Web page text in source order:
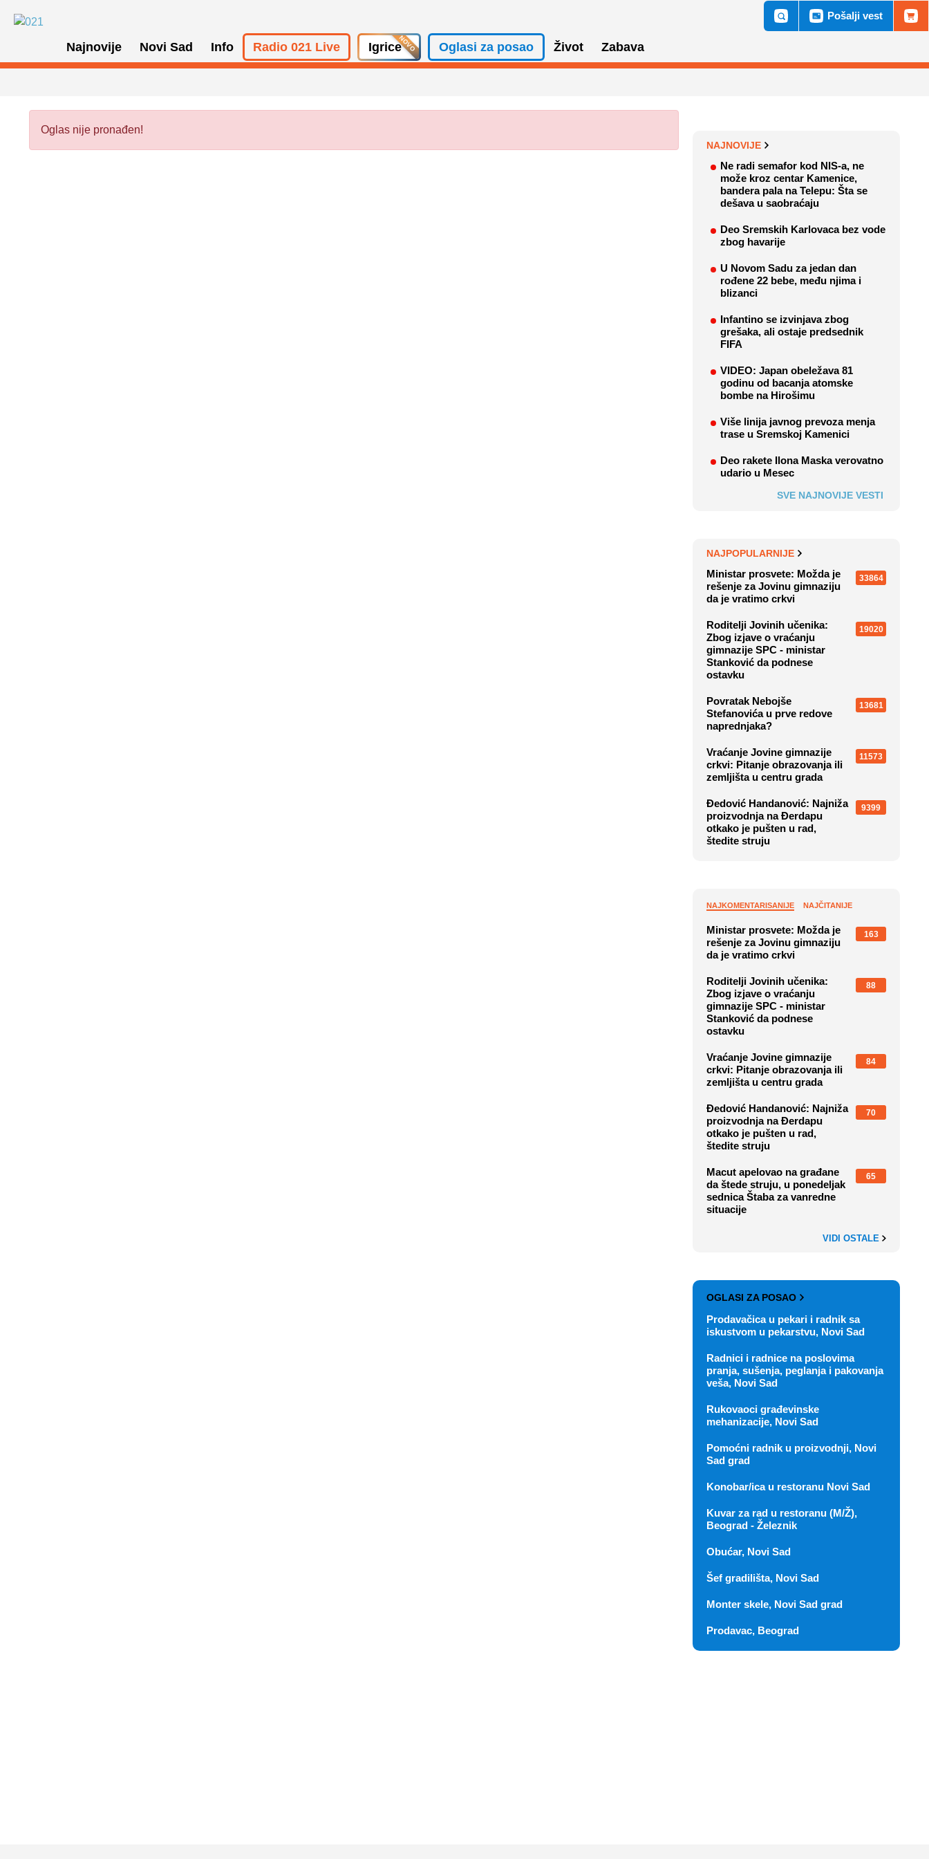
Najnovije Novi Sad Info Radio 021 Live Igrice Oglasi za posao Život Zabava
Pošalji vest
Oglas nije pronađen!
NAJNOVIJE
Ne radi semafor kod NIS-a, ne
može kroz centar Kamenice,
bandera pala na Telepu: Šta se
dešava u saobraćaju
Deo Sremskih Karlovaca bez vode
zbog havarije
U Novom Sadu za jedan dan
rođene 22 bebe, među njima i
blizanci
Infantino se izvinjava zbog
grešaka, ali ostaje predsednik
FIFA
VIDEO: Japan obeležava 81
godinu od bacanja atomske
bombe na Hirošimu
Više linija javnog prevoza menja
trase u Sremskoj Kamenici
Deo rakete Ilona Maska verovatno
udario u Mesec
SVE NAJNOVIJE VESTI
NAJPOPULARNIJE
Ministar prosvete: Možda je
rešenje za Jovinu gimnaziju
da je vratimo crkvi
33864
Roditelji Jovinih učenika:
Zbog izjave o vraćanju
gimnazije SPC - ministar
Stanković da podnese
ostavku
19020
Povratak Nebojše
Stefanovića u prve redove
naprednjaka?
13681
Vraćanje Jovine gimnazije
crkvi: Pitanje obrazovanja ili
zemljišta u centru grada
11573
Đedović Handanović: Najniža
proizvodnja na Đerdapu
otkako je pušten u rad,
štedite struju
9399
NAJKOMENTARISANIJE NAJČITANIJE
Ministar prosvete: Možda je
rešenje za Jovinu gimnaziju
da je vratimo crkvi
163
Roditelji Jovinih učenika:
Zbog izjave o vraćanju
gimnazije SPC - ministar
Stanković da podnese
ostavku
88
Vraćanje Jovine gimnazije
crkvi: Pitanje obrazovanja ili
zemljišta u centru grada
84
Đedović Handanović: Najniža
proizvodnja na Đerdapu
otkako je pušten u rad,
štedite struju
70
Macut apelovao na građane
da štede struju, u ponedeljak
sednica Štaba za vanredne
situacije
65
VIDI OSTALE
OGLASI ZA POSAO
Prodavačica u pekari i radnik sa
iskustvom u pekarstvu, Novi Sad
Radnici i radnice na poslovima
pranja, sušenja, peglanja i pakovanja
veša, Novi Sad
Rukovaoci građevinske
mehanizacije, Novi Sad
Pomoćni radnik u proizvodnji, Novi
Sad grad
Konobar/ica u restoranu Novi Sad
Kuvar za rad u restoranu (M/Ž),
Beograd - Železnik
Obućar, Novi Sad
Šef gradilišta, Novi Sad
Monter skele, Novi Sad grad
Prodavac, Beograd